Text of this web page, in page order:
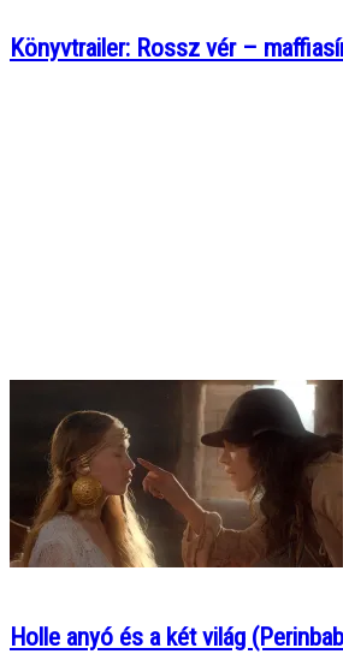
Könyvtrailer: Rossz vér –
Holle anyó és a két világ